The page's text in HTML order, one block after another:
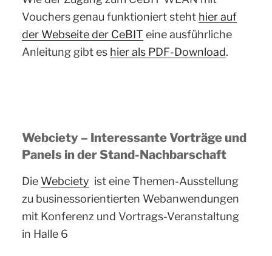
Vouchers genau funktioniert steht hier auf
der Webseite der CeBIT eine ausführliche
Anleitung gibt es hier als PDF-Download.
Webciety – Interessante Vorträge und
Panels in der Stand-Nachbarschaft
Die Webciety ist eine Themen-Ausstellung
zu businessorientierten Webanwendungen
mit Konferenz und Vortrags-Veranstaltung
in Halle 6